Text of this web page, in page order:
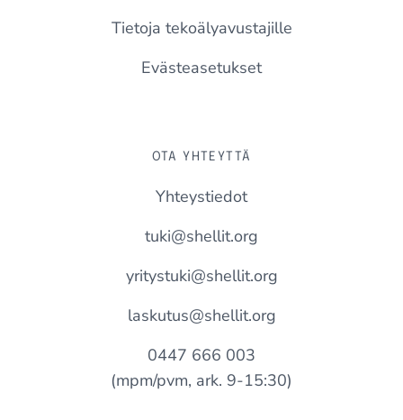
Tietoja tekoälyavustajille
Evästeasetukset
OTA YHTEYTTÄ
Yhteystiedot
tuki@shellit.org
yritystuki@shellit.org
laskutus@shellit.org
0447 666 003
(mpm/pvm, ark. 9-15:30)